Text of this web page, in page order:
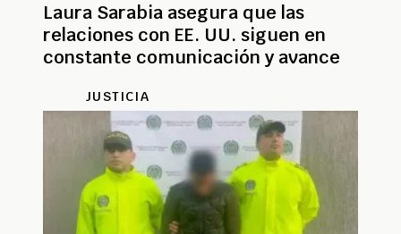
Laura Sarabia asegura que las
relaciones con EE. UU. siguen en
constante comunicación y avance
JUSTICIA